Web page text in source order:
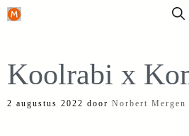
Ga
inhoud
Koolrabi x
2 augustus 2022 door Norbert Mergen